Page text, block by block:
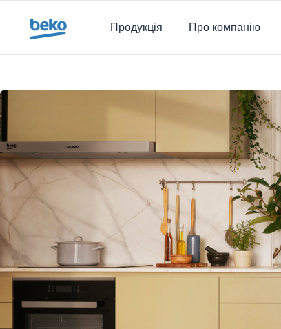
Продукція
Про компанію